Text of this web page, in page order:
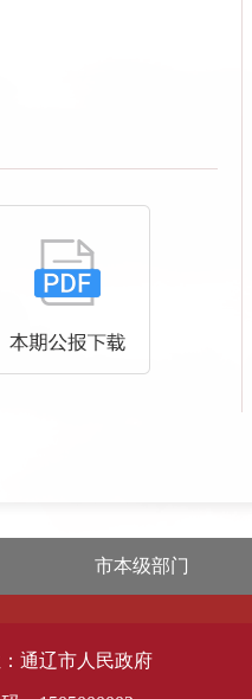
市本级部门
通辽市人民政府